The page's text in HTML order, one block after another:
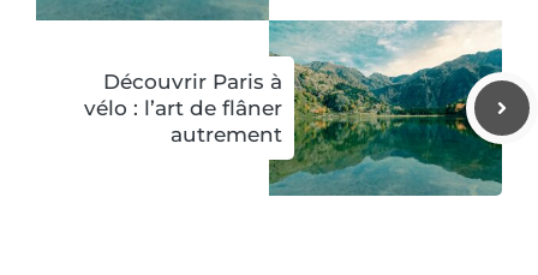
Découvrir Paris à
vélo : l’art de flâner
autrement